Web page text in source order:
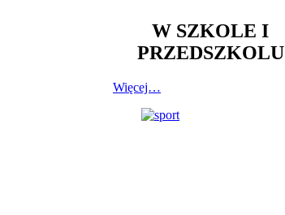
W SZKOLE I
PRZEDSZKOLU
Więcej…